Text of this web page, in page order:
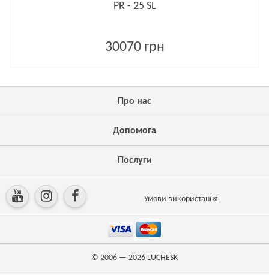
PR - 25 SL
30070 грн
Про нас
Допомога
Послуги
Умови використання
© 2006 — 2026 LUCHESK